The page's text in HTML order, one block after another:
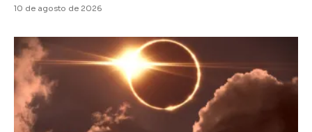
10 de agosto de 2026